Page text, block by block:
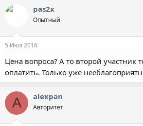
pas2x
Опытный
5 Июл 2016
Цена вопроса? А то второй участник
оплатить. Только уже
A alexpan
Авторитет